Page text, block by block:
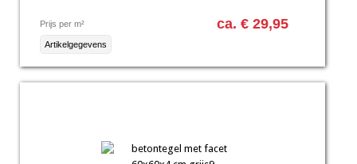
Prijs per m² ca. € 29,95
Artikelgegevens